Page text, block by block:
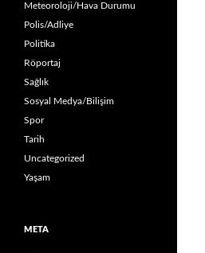
Meteoroloji/Hava Durumu
Polis/Adliye
Politika
Röportaj
Sağlık
Sosyal Medya/Bilişim
Spor
Tarih
Uncategorized
Yaşam
META